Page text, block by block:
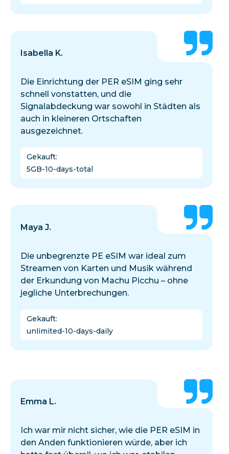
Isabella K.
Die Einrichtung der PER eSIM ging sehr
schnell vonstatten, und die
Signalabdeckung war sowohl in Städten als
auch in kleineren Ortschaften
ausgezeichnet.
Gekauft:
5GB-10-days-total
Maya J.
Die unbegrenzte PE eSIM war ideal zum
Streamen von Karten und Musik während
der Erkundung von Machu Picchu – ohne
jegliche Unterbrechungen.
Gekauft:
unlimited-10-days-daily
Emma L.
Ich war mir nicht sicher, wie die PER eSIM in
den Anden funktionieren würde, aber ich